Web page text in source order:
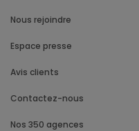
Nous rejoindre
Espace presse
Avis clients
Contactez-nous
Nos 350 agences